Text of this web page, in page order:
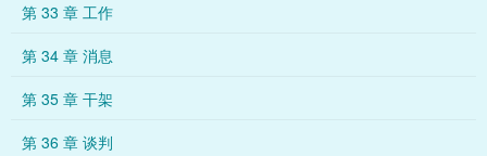
第 33 章 工作
第 34 章 消息
第 35 章 干架
第 36 章 谈判